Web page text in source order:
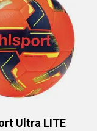
Ultra LITE